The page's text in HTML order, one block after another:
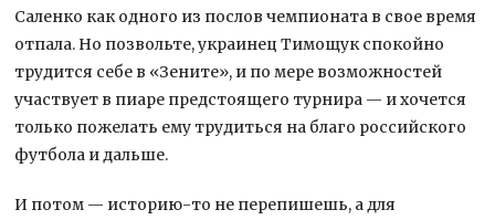
Саленко как одного из послов чемпионата в свое время
отпала. Но позвольте, украинец Тимощук спокойно
трудится себе в «Зените», и по мере возможностей
участвует в пиаре предстоящего турнира — и хочется
только пожелать ему трудиться на благо российского
футбола и дальше.
И потом — историю-то не перепишешь, а для